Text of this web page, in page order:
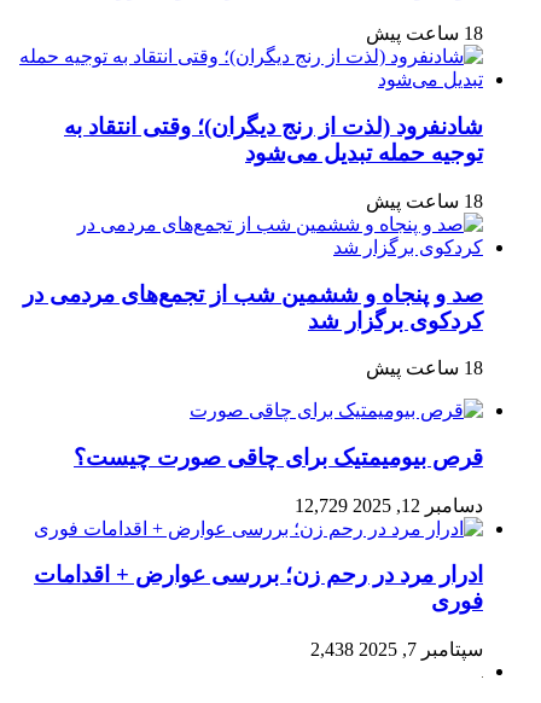
18 ساعت پیش
شادنفرود (لذت از رنج دیگران)؛ وقتی انتقاد به
توجیه حمله تبدیل می‌شود
18 ساعت پیش
صد و پنجاه‌ و ششمین شب از تجمع‌های مردمی در
کردکوی برگزار شد
18 ساعت پیش
قرص بیومیمتیک برای چاقی صورت چیست؟
دسامبر 12, 2025 12,729
ادرار مرد در رحم زن؛ بررسی عوارض + اقدامات
فوری
سپتامبر 7, 2025 2,438